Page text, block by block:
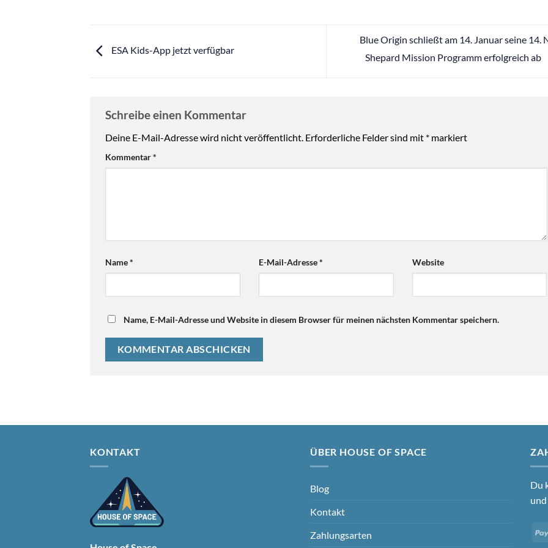
ESA Kids-App jetzt verfügbar
Blue Origin schließt am 14. Januar seine 14.
Shepard Mission Programm erfolgreich ab
Schreibe einen Kommentar
Deine E-Mail-Adresse wird nicht veröffentlicht. Erforderliche Felder sind mit * markiert
Kommentar*
Name* E-Mail-Adresse* Website
Name, E-Mail-Adresse und Website in diesem Browser für meinen nächsten Kommentar speichern.
KONTAKT ÜBER HOUSE OF SPACE
Blog
Kontakt
Zahlungsarten
Du